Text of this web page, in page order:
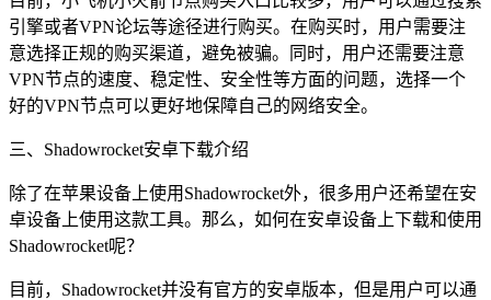
引擎或者VPN论坛等途径进行购买。在购买时，用户需要注
意选择正规的购买渠道，避免被骗。同时，用户还需要注意
VPN节点的速度、稳定性、安全性等方面的问题，选择一个
好的VPN节点可以更好地保障自己的网络安全。
三、Shadowrocket安卓下载介绍
除了在苹果设备上使用Shadowrocket外，很多用户还希望在安
卓设备上使用这款工具。那么，如何在安卓设备上下载和使用
Shadowrocket呢？
目前，Shadowrocket并没有官方的安卓版本，但是用户可以通